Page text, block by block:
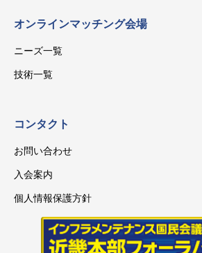
オンラインマッチング会場
ニーズ一覧
技術一覧
コンタクト
お問い合わせ
入会案内
個人情報保護方針